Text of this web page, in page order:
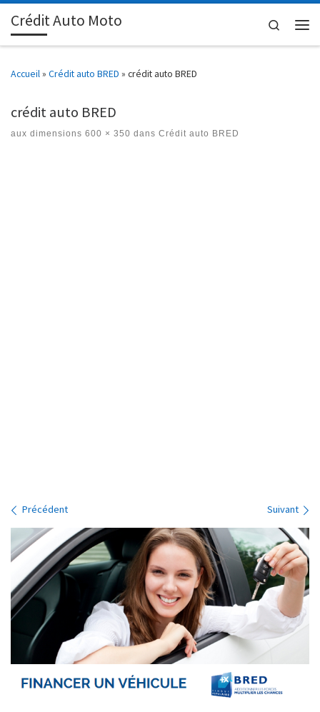
Passer au contenu
Crédit Auto Moto
Search
Accueil» Crédit auto BRED » crédit auto BRED
crédit auto BRED
aux dimensions 600 × 350 dans Crédit auto BRED
Navigation des images
Précédent Suivant